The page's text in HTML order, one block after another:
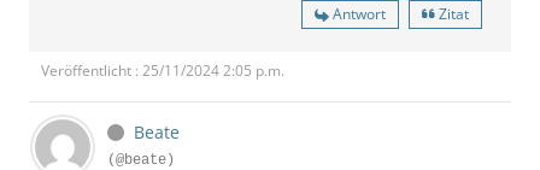
Antwort Zitat
Veröffentlicht : 25/11/2024 2:05 p.m.
Beate
(@beate)